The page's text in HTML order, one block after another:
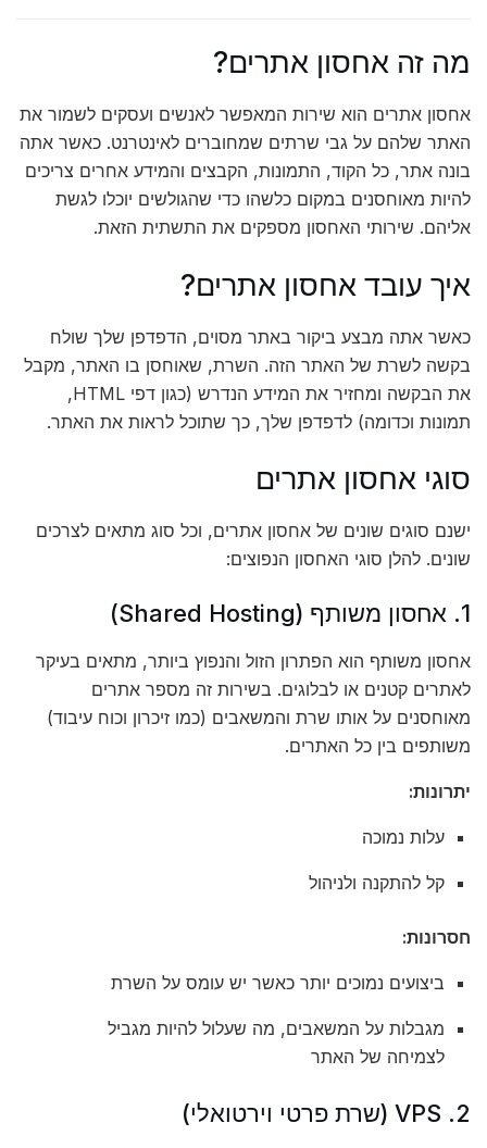
מה זה אחסון אתרים?
אחסון אתרים הוא שירות המאפשר לאנשים ועסקים לשמור את
האתר שלהם על גבי שרתים שמחוברים לאינטרנט. כאשר אתה
בונה אתר, כל הקוד, התמונות, הקבצים והמידע אחרים צריכים
להיות מאוחסנים במקום כלשהו כדי שהגולשים יוכלו לגשת
אליהם. שירותי האחסון מספקים את התשתית הזאת.
איך עובד אחסון אתרים?
כאשר אתה מבצע ביקור באתר מסוים, הדפדפן שלך שולח
בקשה לשרת של האתר הזה. השרת, שאוחסן בו האתר, מקבל
את הבקשה ומחזיר את המידע הנדרש (כגון דפי HTML,
תמונות וכדומה) לדפדפן שלך, כך שתוכל לראות את האתר.
סוגי אחסון אתרים
ישנם סוגים שונים של אחסון אתרים, וכל סוג מתאים לצרכים
שונים. להלן סוגי האחסון הנפוצים:
1. אחסון משותף (Shared Hosting)
אחסון משותף הוא הפתרון הזול והנפוץ ביותר, מתאים בעיקר
לאתרים קטנים או לבלוגים. בשירות זה מספר אתרים
מאוחסנים על אותו שרת והמשאבים (כמו זיכרון וכוח עיבוד)
משותפים בין כל האתרים.
יתרונות:
עלות נמוכה
קל להתקנה ולניהול
חסרונות:
ביצועים נמוכים יותר כאשר יש עומס על השרת
מגבלות על המשאבים, מה שעלול להיות מגביל
לצמיחה של האתר
2. VPS (שרת פרטי וירטואלי)